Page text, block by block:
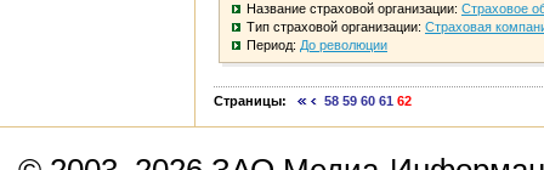
Название страховой организации: Страховое
Тип страховой организации: Страховая
Период: До революции
Страницы: 58 59 60 61 62